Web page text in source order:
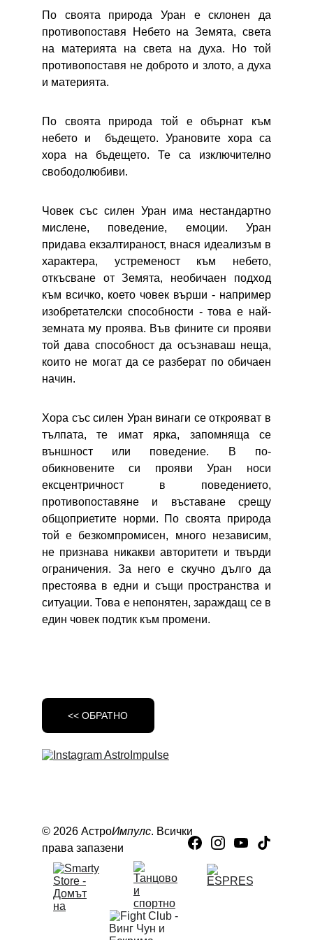
По своята природа Уран е склонен да
противопоставя Небето на Земята, света
на материята на света на духа. Но той
противопоставя не доброто и злото, а духа
и материята.
По своята природа той е обърнат към
небето и бъдещето. Урановите хора са
хора на бъдещето. Те са изключително
свободолюбиви.
Човек със силен Уран има нестандартно
мислене, поведение, емоции. Уран
придава екзалтираност, внася идеализъм в
характера, устременост към небето,
откъсване от Земята, необичаен подход
към всичко, което човек върши - например
изобретателски способности - това е най-
земната му проява. Във фините си прояви
той дава способност да осъзнаваш неща,
които не могат да се разберат по обичаен
начин.
Хора със силен Уран винаги се открояват в
тълпата, те имат ярка, запомняща се
външност или поведение. В по-
обикновените си прояви Уран носи
ексцентричност в поведението,
противопоставяне и въставане срещу
общоприетите норми. По своята природа
той е безкомпромисен, много независим,
не признава никакви авторитети и твърди
ограничения. За него е скучно дълго да
престоява в едни и същи пространства и
ситуации. Това е непонятен, зараждащ се в
един човек подтик към промени.
<< ОБРАТНО
© 2026 АстроИмпулс. Всички
права запазени